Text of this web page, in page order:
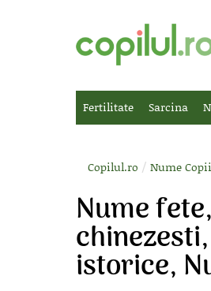
Fertilitate Sarcina
Copilul.ro / Nume Copii
Nume
istorice,